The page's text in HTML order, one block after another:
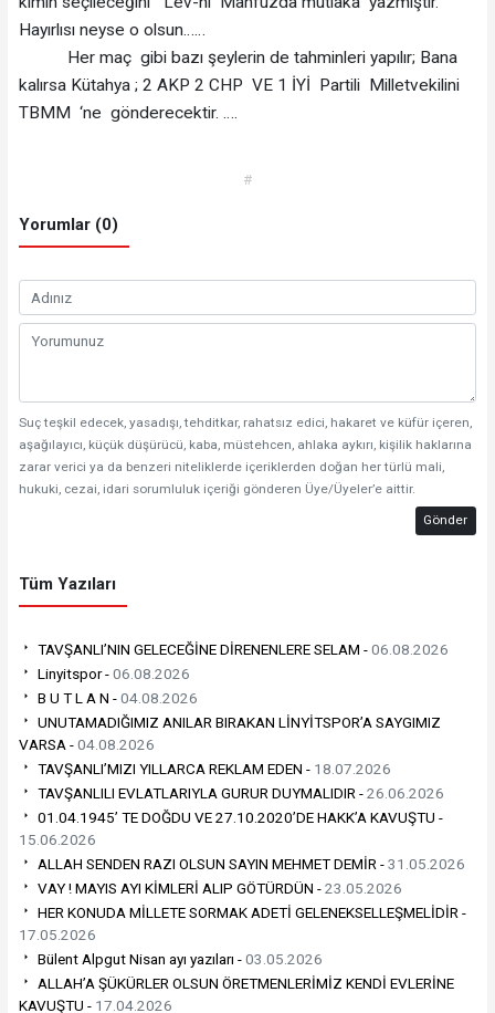
Hayırlısı neyse o olsun……
Her maç gibi bazı şeylerin de tahminleri yapılır; Bana
kalırsa Kütahya ; 2 AKP 2 CHP VE 1 İYİ Partili Milletvekilini
TBMM ‘ne gönderecektir. ….
#
Yorumlar (0)
Suç teşkil edecek, yasadışı, tehditkar, rahatsız edici, hakaret ve küfür içeren,
aşağılayıcı, küçük düşürücü, kaba, müstehcen, ahlaka aykırı, kişilik haklarına
zarar verici ya da benzeri niteliklerde içeriklerden doğan her türlü mali,
hukuki, cezai, idari sorumluluk içeriği gönderen Üye/Üyeler’e aittir.
Gönder
Tüm Yazıları
TAVŞANLI’NIN GELECEĞİNE DİRENENLERE SELAM -06.08.2026
Linyitspor -06.08.2026
B U T L A N -04.08.2026
UNUTAMADIĞIMIZ ANILAR BIRAKAN LİNYİTSPOR’A SAYGIMIZ
VARSA -04.08.2026
TAVŞANLI’MIZI YILLARCA REKLAM EDEN - 18.07.2026
TAVŞANLILI EVLATLARIYLA GURUR DUYMALIDIR -26.06.2026
01.04.1945’ TE DOĞDU VE 27.10.2020’DE HAKK’A KAVUŞTU -
15.06.2026
ALLAH SENDEN RAZI OLSUN SAYIN MEHMET DEMİR -31.05.2026
VAY ! MAYIS AYI KİMLERİ ALIP GÖTÜRDÜN -23.05.2026
HER KONUDA MİLLETE SORMAK ADETİ GELENEKSELLEŞMELİDİR -
17.05.2026
Bülent Alpgut Nisan ayı yazıları -03.05.2026
ALLAH’A ŞÜKÜRLER OLSUN ÖRETMENLERİMİZ KENDİ EVLERİNE
KAVUŞTU - 17.04.2026